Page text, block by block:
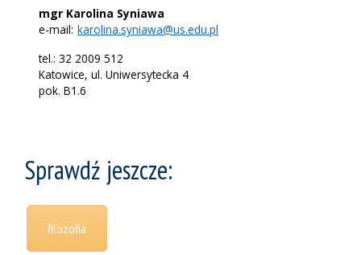
mgr Karolina Syniawa
e-mail: karolina.syniawa@us.edu.pl
tel.: 32 2009 512
Katowice, ul. Uniwersytecka 4
pok. B1.6
Sprawdź jeszcze:
filozofia